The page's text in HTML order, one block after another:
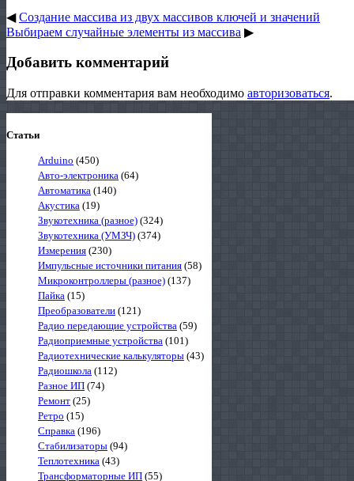
◀Создание массива из двух массивов ключей и значений
Выбираем случайные элементы из массива ▶
Добавить комментарий
Для отправки комментария вам необходимо авторизоваться.
Статьи
Arduino (450)
Авто-электроника (64)
Автоматика (140)
Акустика (19)
Звукотехника (разное) (324)
Звукотехника (УМЗЧ) (374)
Измерения (230)
Импульсные источники питания (58)
Микроконтроллеры (разное) (137)
Пайка (15)
Преобразователи (121)
Радио передающие устройства (59)
Радиоприемные устройства (101)
Радиотехнические калькуляторы (43)
Радиошкола (112)
Разное ИП (74)
Ремонт (25)
Ретро (15)
Справка (196)
Стабилизаторы (94)
Теплотехника (43)
Трансформаторные ИП (55)